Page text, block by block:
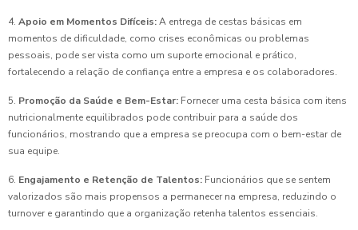
4. Apoio em Momentos Difíceis:A entrega de cestas básicas em
momentos de dificuldade, como crises econômicas ou problemas
pessoais, pode ser vista como um suporte emocional e prático,
fortalecendo a relação de confiança entre a empresa e os colaboradores.
5. Promoção da Saúde e Bem-Estar: Fornecer uma cesta básica com itens
nutricionalmente equilibrados pode contribuir para a saúde dos
funcionários, mostrando que a empresa se preocupa com o bem-estar de
sua equipe.
6. Engajamento e Retenção de Talentos: Funcionários que se sentem
valorizados são mais propensos a permanecer na empresa, reduzindo o
turnover e garantindo que a organização retenha talentos essenciais.